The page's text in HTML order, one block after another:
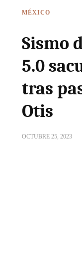
MÉXICO
Sismo
5.0
tras
Otis
OCTUBRE 25, 2023